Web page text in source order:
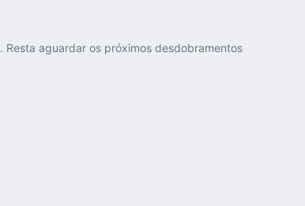
aguardar os próximos desdobramentos